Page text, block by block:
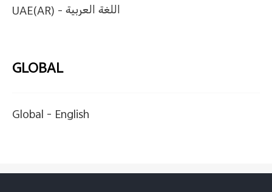
UAE(AR) -اللغة العربية
GLOBAL
Global - English